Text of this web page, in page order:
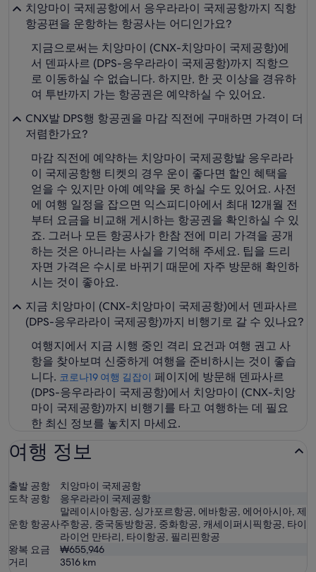
치앙마이 국제공항에서 응우라라이 국제공항까지 직항
항공편을 운항하는 항공사는 어디인가요?
지금으로써는 치앙마이 (CNX-치앙마이 국제공항)에
서 덴파사르 (DPS-응우라라이 국제공항)까지 직항으
로 이동하실 수 없습니다. 하지만, 한 곳 이상을 경유하
여 투반까지 가는 항공권은 예약하실 수 있어요.
CNX발 DPS행 항공권을 마감 직전에 구매하면 가격이 더
저렴한가요?
마감 직전에 예약하는 치앙마이 국제공항발 응우라라
이 국제공항행 티켓의 경우 운이 좋다면 할인 혜택을
얻을 수 있지만 아예 예약을 못 하실 수도 있어요. 사전
에 여행 일정을 잡으면 익스피디아에서 최대 12개월 전
부터 요금을 비교해 게시하는 항공권을 확인하실 수 있
죠. 그러나 모든 항공사가 한참 전에 미리 가격을 공개
하는 것은 아니라는 사실을 기억해 주세요. 팁을 드리
자면 가격은 수시로 바뀌기 때문에 자주 방문해 확인하
시는 것이 좋아요.
지금 치앙마이 (CNX-치앙마이 국제공항)에서 덴파사르
(DPS-응우라라이 국제공항)까지 비행기로 갈 수 있나요?
여행지에서 지금 시행 중인 격리 요건과 여행 권고 사
항을 찾아보며 신중하게 여행을 준비하시는 것이 좋습
니다. 코로나19 여행 길잡이 페이지에 방문해 덴파사르
(DPS-응우라라이 국제공항)에서 치앙마이 (CNX-치앙
마이 국제공항)까지 비행기를 타고 여행하는 데 필요
한 최신 정보를 놓치지 마세요.
여행 정보
출발 공항
치앙마이 국제공항
도착 공항
응우라라이 국제공항
운항 항공사
말레이시아항공, 싱가포르항공, 에바항공, 에어아시아, 제
주항공, 중국동방항공, 중화항공, 캐세이퍼시픽항공, 타이
라이언 만타리, 타이항공, 필리핀항공
왕복 요금
₩655,946
거리
3516 km